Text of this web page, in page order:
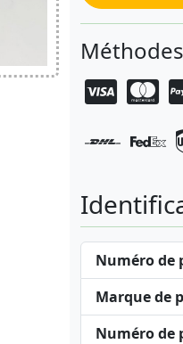
Numéro de
Marque de
Numéro de